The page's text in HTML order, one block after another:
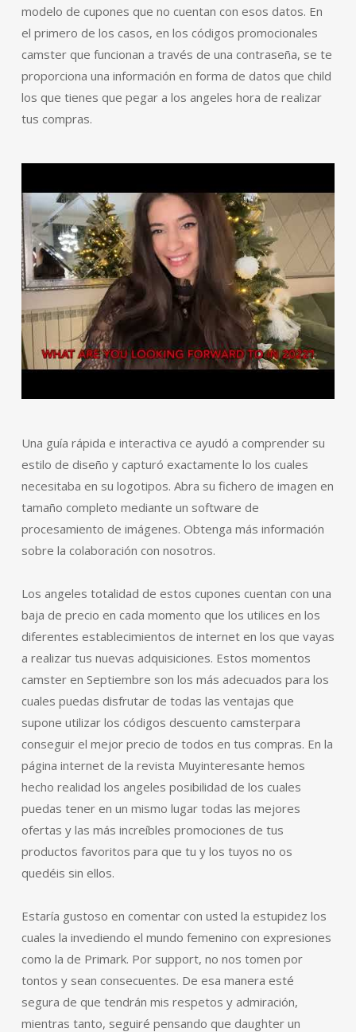
modelo de cupones que no cuentan con esos datos. En
el primero de los casos, en los códigos promocionales
camster que funcionan a través de una contraseña, se te
proporciona una información en forma de datos que child
los que tienes que pegar a los angeles hora de realizar
tus compras.
Una guía rápida e interactiva ce ayudó a comprender su
estilo de diseño y capturó exactamente lo los cuales
necesitaba en su logotipos. Abra su fichero de imagen en
tamaño completo mediante un software de
procesamiento de imágenes. Obtenga más información
sobre la colaboración con nosotros.
Los angeles totalidad de estos cupones cuentan con una
baja de precio en cada momento que los utilices en los
diferentes establecimientos de internet en los que vayas
a realizar tus nuevas adquisiciones. Estos momentos
camster en Septiembre son los más adecuados para los
cuales puedas disfrutar de todas las ventajas que
supone utilizar los códigos descuento camsterpara
conseguir el mejor precio de todos en tus compras. En la
página internet de la revista Muyinteresante hemos
hecho realidad los angeles posibilidad de los cuales
puedas tener en un mismo lugar todas las mejores
ofertas y las más increíbles promociones de tus
productos favoritos para que tu y los tuyos no os
quedéis sin ellos.
Estaría gustoso en comentar con usted la estupidez los
cuales la invediendo el mundo femenino con expresiones
como la de Primark. Por support, no nos tomen por
tontos y sean consecuentes. De esa manera esté
segura de que tendrán mis respetos y admiración,
mientras tanto, seguiré pensando que daughter un